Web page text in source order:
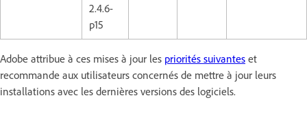
2.4.6-
p15
Adobe attribue à ces mises à jour les priorités suivantes et
recommande aux utilisateurs concernés de mettre à jour leurs
installations avec les dernières versions des logiciels.